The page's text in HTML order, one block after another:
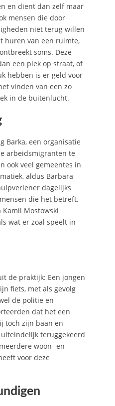
en dient dan zelf maar
mensen die door
niet terug willen
huren van een ruimte,
soms. Deze
een plek op straat, of
hebben is er geld voor
vinden van een zo
in de buitenlucht.
Barka, een organisatie
arbeidsmigranten te
ook veel gemeentes in
aldus Barbara
dagelijks
die het betreft.
Kamil Mostowski
wat er zoal speelt in
de praktijk: Een jongen
fiets, met als gevolg
de politie en
dat het een
toch zijn baan en
teruggekeerd
woon- en
voor deze